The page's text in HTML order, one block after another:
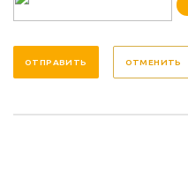
ОТМЕНИТЬ